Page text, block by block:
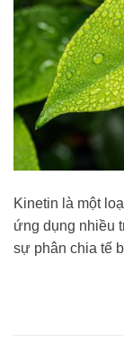
Kinetin là một
ứng dụng nhiều
sự phân chia tế